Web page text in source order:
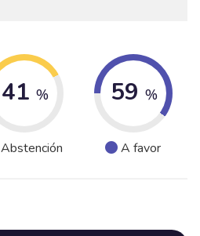
41 %
Abstención
59 %
A favor